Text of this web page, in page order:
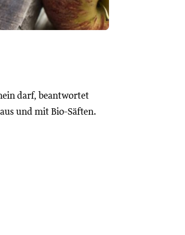
darf, beantwortet
und mit Bio-Säften.